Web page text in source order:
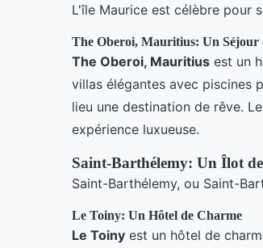
L'île Maurice est célèbre pour
The Oberoi, Mauritius: Un Séjour
The Oberoi, Mauritius est un
villas élégantes avec piscines
lieu une destination de rêve.
expérience luxueuse.
Saint-Barthélemy: Un Îlot
Saint-Barthélemy, ou Saint-
Le Toiny: Un Hôtel de Charme
Le Toiny est un hôtel de